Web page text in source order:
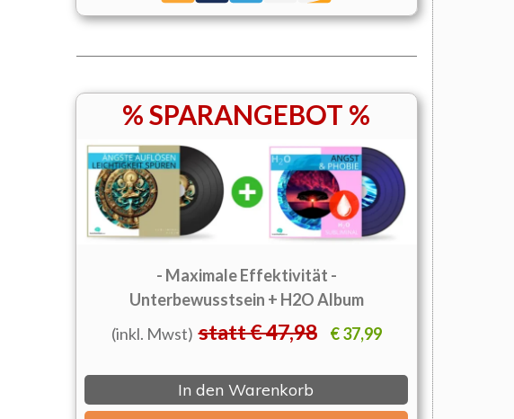
% SPARANGEBOT %
- Maximale Effektivität -
Unterbewusstsein + H2O Album
(inkl. Mwst) statt € 47,98 € 37,99
In den Warenkorb